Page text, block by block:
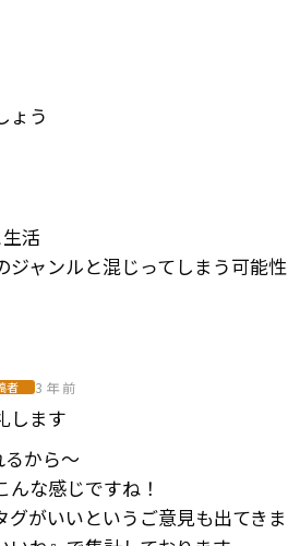
ょう
活
ジャンルと混じってしまう可能
者 3 年 前
します
から〜
んな感じですね！
グがいいというご意見も出てき